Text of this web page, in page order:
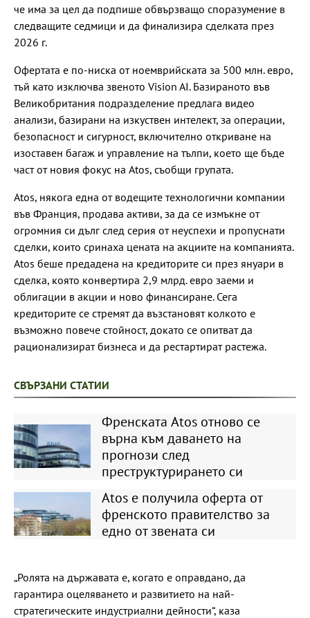
че има за цел да подпише обвързващо споразумение в
следващите седмици и да финализира сделката през
2026 г.
Офертата е по-ниска от ноемврийската за 500 млн. евро,
тъй като изключва звеното Vision AI. Базираното във
Великобритания подразделение предлага видео
анализи, базирани на изкуствен интелект, за операции,
безопасност и сигурност, включително откриване на
изоставен багаж и управление на тълпи, което ще бъде
част от новия фокус на Atos, съобщи групата.
Atos, някога една от водещите технологични компании
във Франция, продава активи, за да се измъкне от
огромния си дълг след серия от неуспехи и пропуснати
сделки, които сринаха цената на акциите на компанията.
Atos беше предадена на кредиторите си през януари в
сделка, която конвертира 2,9 млрд. евро заеми и
облигации в акции и ново финансиране. Сега
кредиторите се стремят да възстановят колкото е
възможно повече стойност, докато се опитват да
рационализират бизнеса и да рестартират растежа.
СВЪРЗАНИ СТАТИИ
Френската Atos отново се
върна към даването на
прогнози след
преструктурирането си
Atos е получила оферта от
френското правителство за
едно от звената си
„Ролята на държавата е, когато е оправдано, да
гарантира оцеляването и развитието на най-
стратегическите индустриални дейности“, каза